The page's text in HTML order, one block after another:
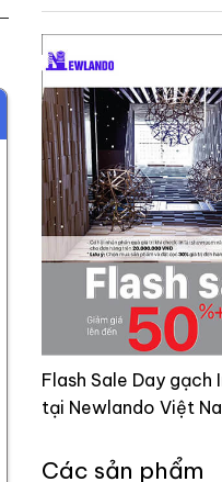
Flash Sale Day gạch
tại Newlando Việt
Các sản phẩm